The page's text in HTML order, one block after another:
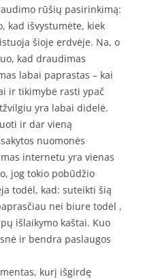
rūšių pasirinkimą:
kad išvystumėte, kiek
šioje erdvėje. Na, o
kad draudimas
labai paprastas – kai
ir tikimybė rasti ypač
yra labai didelė.
ir dar vieną
nuomonės
internetu yra vienas
jog tokio pobūdžio
todėl, kad: suteikti šią
nei biure todėl ,
išlaikymo kaštai. Kuo
ir bendra paslaugos
kurį išgirdę